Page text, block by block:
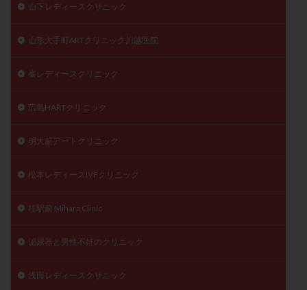
山下レディースクリニック
山形大手町ARTクリニック川越医院
峯レディースクリニック
広島HARTクリニック
明大前アートクリニック
松本レディースIVFクリニック
桂駅前 Mihara Clinic
泌尿器と男性不妊のクリニック
浅田レディースクリニック